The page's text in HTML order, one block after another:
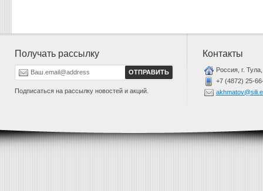
Получать рассылку
Подписаться на рассылку новостей и акций.
Контакты
Россия, г.
+7 (4872) 25-